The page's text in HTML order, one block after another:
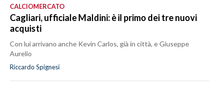
CALCIOMERCATO
Cagliari, ufficiale Maldini: è il primo dei tre nuovi
acquisti
Con lui arrivano anche Kevin Carlos, già in città, e Giuseppe
Aurelio
Riccardo Spignesi